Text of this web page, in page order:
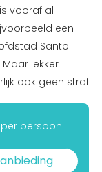
vooraf al
een
Santo
lekker
ook geen straf!
persoon